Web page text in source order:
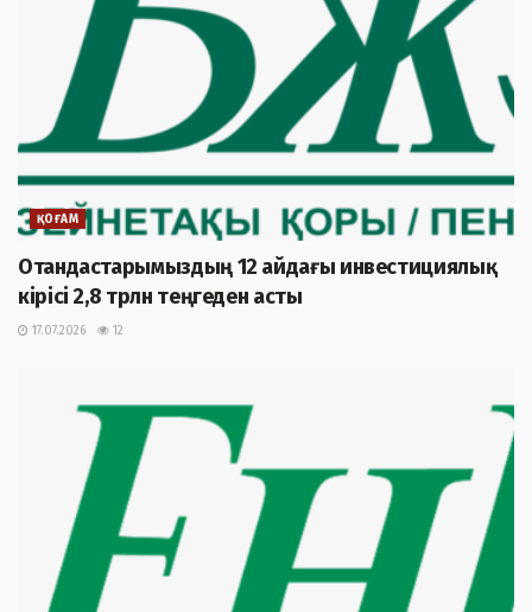
ҚОҒАМ
Отандастарымыздың 12 айдағы инвестициялық
кірісі 2,8 трлн теңгеден асты
17.07.2026 12